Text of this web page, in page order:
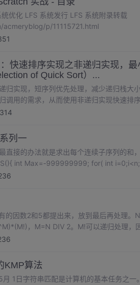
优化 LFS 系统发行 LFS 系统附录转载
p/11115721.html
快速排序实现之非递归实现，
of Quick Sort）...
归实现，短序列优先处理，减少递归栈大
调用的需求，从而使用非递归实现快速排
都压入堆栈），并且首先处理划分序列
314
列一
直接的办法就是求出每个连续子序列的和
{
的因数2和5都提出来，放到最后再处理。
，M=N DIV 2。M!可以递归处理，
果N为偶数则是N-1)，这里面是5的倍数
KMP算法
1日字符串匹配是计算机的基本任务之一